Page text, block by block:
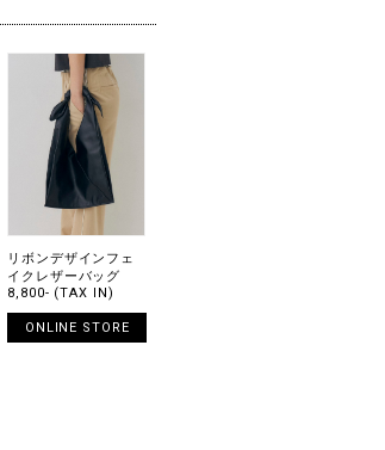
リボンデザインフェ
イクレザーバッグ
8,800- (TAX IN)
ONLINE STORE